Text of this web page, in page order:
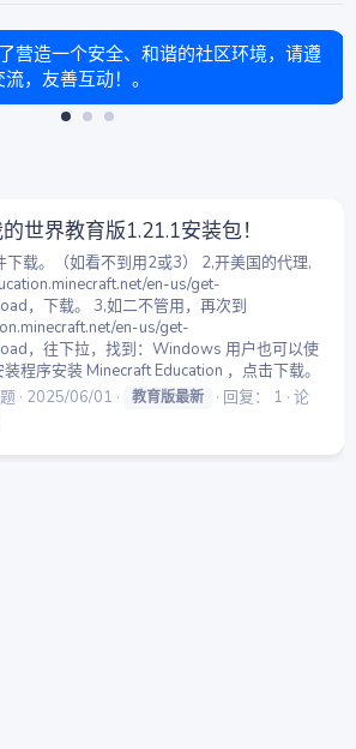
营造一个安全、和谐的社区环境，请遵
，友善互动！。
世界教育版1.21.1安装包！
下载。（如看不到用2或3） 2,开美国的代理,
en-us/get-
，下载。 3,如二不管用，再次到
en-us/get-
，往下拉，找到：Windows 用户也可以使
程序安装 Minecraft Education ，点击下载。
2025/06/01 教育版最新 回复： 1 论